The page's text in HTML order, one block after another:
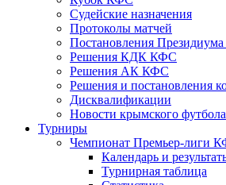
Судейские назначения
Протоколы матчей
Постановления
Решения КДК КФС
Решения АК КФС
Решения и постановления
Дисквалификации
Новости крымского футбола
Турниры
Чемпионат Премьер-лиги
Календарь и
Турнирная таблица